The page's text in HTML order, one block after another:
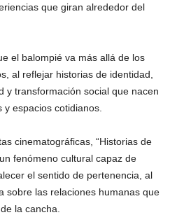
que giran alrededor del
el balompié va más allá de los
al reflejar historias de identidad,
y transformación social que nacen
espacios cotidianos.
cinematográficas, “Historias de
fenómeno cultural capaz de
el sentido de pertenencia, al
sobre las relaciones humanas que
la cancha.